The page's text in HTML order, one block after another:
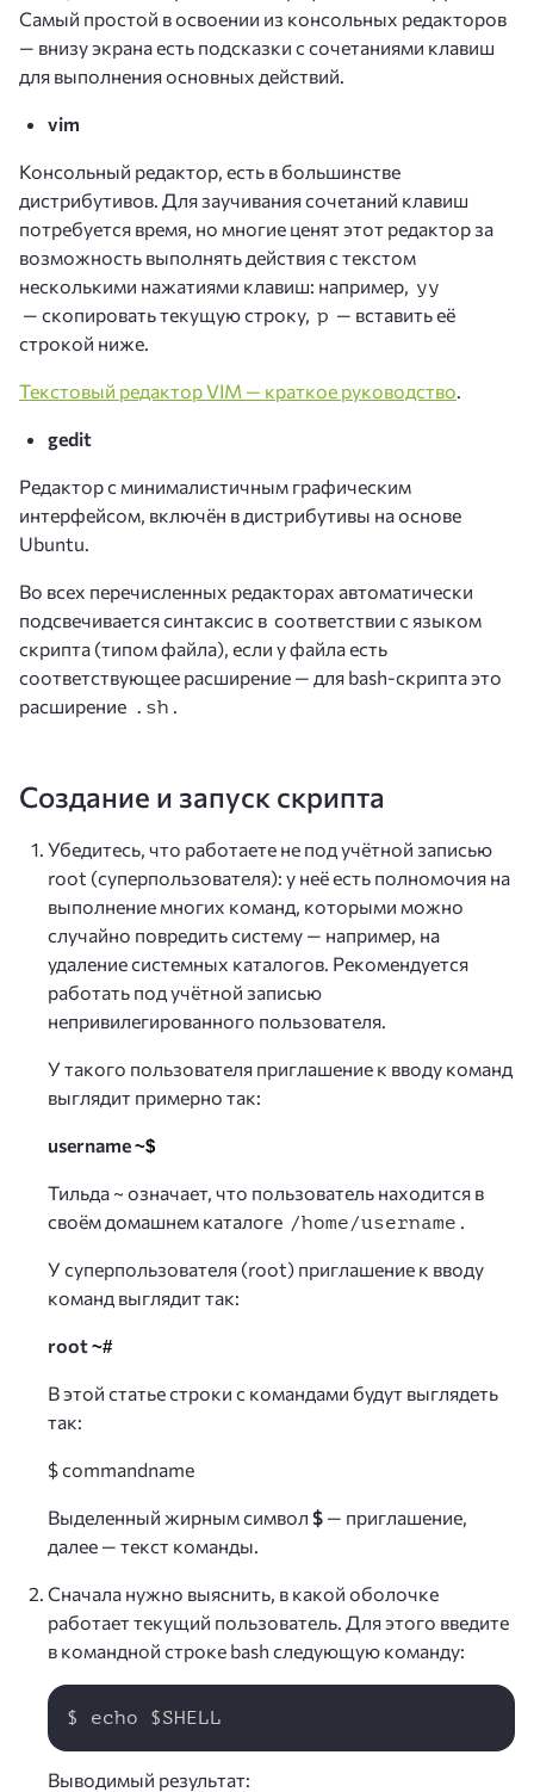
Самый простой в освоении из консольных редакторов
— внизу экрана есть подсказки с сочетаниями клавиш
для выполнения основных действий.
vim
Консольный редактор, есть в большинстве
дистрибутивов. Для заучивания сочетаний клавиш
потребуется время, но многие ценят этот редактор за
возможность выполнять действия с текстом
несколькими нажатиями клавиш: например,
yy
— скопировать текущую строку, p — вставить её
строкой ниже.
Текстовый редактор VIM — краткое руководство
gedit
Редактор с минималистичным графическим
интерфейсом, включён в дистрибутивы на основе
Ubuntu.
Во всех перечисленных редакторах автоматически
подсвечивается синтаксис в соответствии с языком
скрипта (типом файла), если у файла есть
соответствующее расширение — для bash-скрипта это
расширение .sh
Создание и запуск скрипта
Убедитесь, что работаете не под учётной записью
root (суперпользователя): у неё есть полномочия на
выполнение многих команд, которыми можно
случайно повредить систему — например, на
удаление системных каталогов. Рекомендуется
работать под учётной записью
непривилегированного пользователя.
У такого пользователя приглашение к вводу команд
выглядит примерно так:
username~$
Тильда ~ означает, что пользователь находится в
своём домашнем каталоге /home/username
У суперпользователя (root) приглашение к вводу
команд выглядит так:
root~#
В этой статье строки с командами будут выглядеть
так:
$ commandname
Выделенный жирным символ $ — приглашение,
далее — текст команды.
Сначала нужно выяснить, в какой оболочке
работает текущий пользователь. Для этого введите
в командной строке bash следующую команду:
$ echo $SHELL
Выводимый результат: